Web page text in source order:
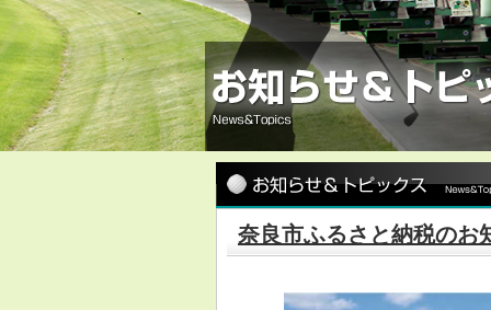
奈良市ふるさと納税のお